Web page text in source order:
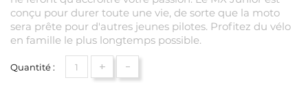
conçu pour durer toute une vie, de sorte que la moto
sera prête pour d'autres jeunes pilotes. Profitez du vélo
en famille le plus longtemps possible.
Quantité : + -